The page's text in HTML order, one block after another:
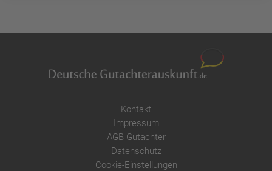
Kontakt
Impressum
AGB Gutachter
Datenschutz
Cookie-Einstellungen